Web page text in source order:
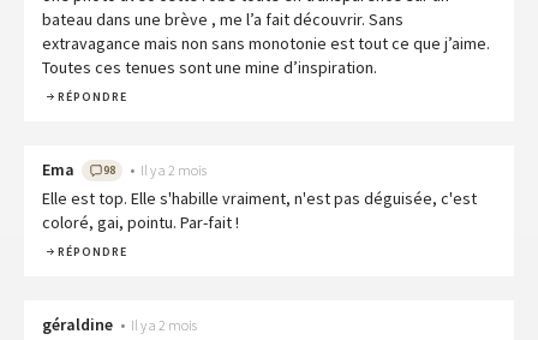
bateau dans une brève , me l’a fait découvrir. Sans
extravagance mais non sans monotonie est tout ce que j’aime.
Toutes ces tenues sont une mine d’inspiration.
RÉPONDRE
Ema 98 • Il y a 2 mois
Elle est top. Elle s'habille vraiment, n'est pas déguisée, c'est
coloré, gai, pointu. Par-fait !
RÉPONDRE
géraldine • Il y a 2 mois